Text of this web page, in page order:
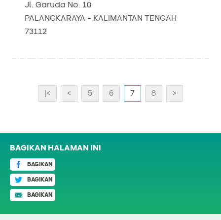
Jl. Garuda No. 10
PALANGKARAYA - KALIMANTAN TENGAH
73112
|< < 5 6 7 8 >
BAGIKAN HALAMAN INI
BAGIKAN
BAGIKAN
BAGIKAN